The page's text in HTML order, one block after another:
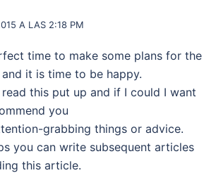
A LAS 2:18 PM
time to make some plans for the
it is time to be happy.
read this put up and if I could I want
you
grabbing things or advice.
you can write subsequent articles
this article.